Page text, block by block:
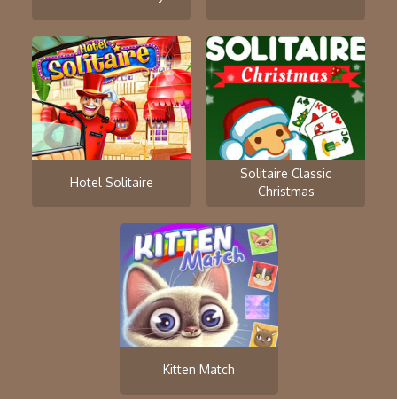
Hotel Solitaire
Solitaire Classic
Christmas
Kitten Match